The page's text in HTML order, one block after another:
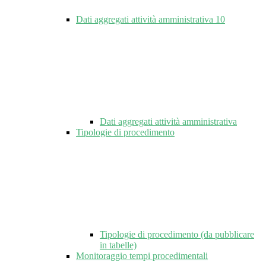
Dati aggregati attività amministrativa 10
Dati aggregati attività amministrativa
Tipologie di procedimento
Tipologie di procedimento (da pubblicare
in tabelle)
Monitoraggio tempi procedimentali